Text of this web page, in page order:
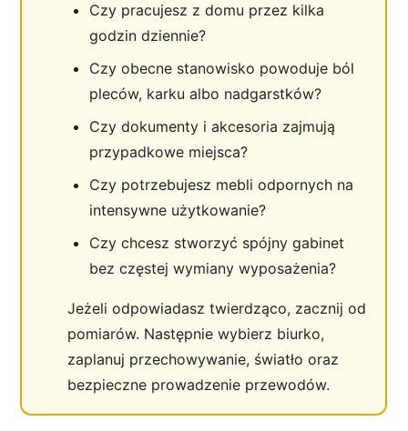
Czy pracujesz z domu przez kilka
godzin dziennie?
Czy obecne stanowisko powoduje ból
pleców, karku albo nadgarstków?
Czy dokumenty i akcesoria zajmują
przypadkowe miejsca?
Czy potrzebujesz mebli odpornych na
intensywne użytkowanie?
Czy chcesz stworzyć spójny gabinet
bez częstej wymiany wyposażenia?
Jeżeli odpowiadasz twierdząco, zacznij od
pomiarów. Następnie wybierz biurko,
zaplanuj przechowywanie, światło oraz
bezpieczne prowadzenie przewodów.